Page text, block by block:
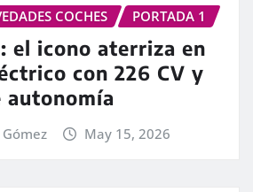
COCHES PORTADA 1
el icono aterriza en
con 226 CV y
May 15, 2026